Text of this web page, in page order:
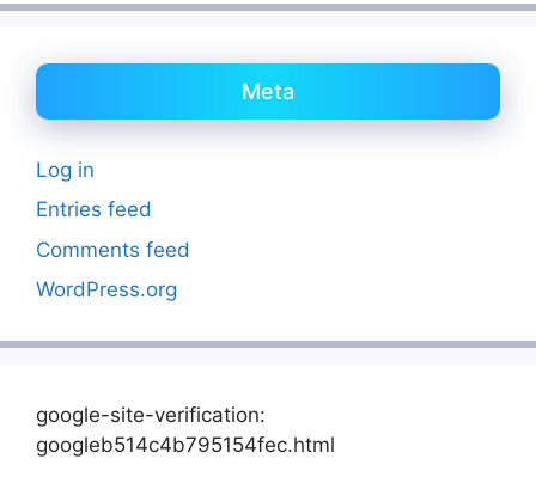
Meta
Log in
Entries feed
Comments feed
WordPress.org
google-site-verification:
googleb514c4b795154fec.html